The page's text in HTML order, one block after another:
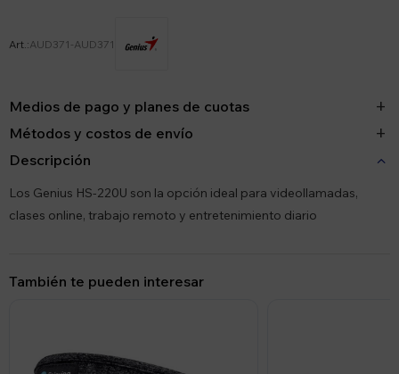
AUD371-AUD371
Medios de pago y planes de cuotas
Métodos y costos de envío
Descripción
Los Genius HS-220U son la opción ideal para videollamadas,
clases online, trabajo remoto y entretenimiento diario
También te pueden interesar